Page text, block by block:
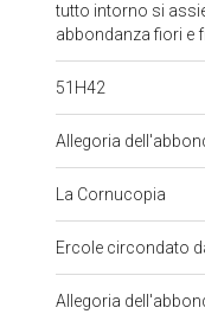
tutto intorno si
abbondanza fiori e
51H42
Allegoria
La Cornucopia
Ercole circondato
Allegoria